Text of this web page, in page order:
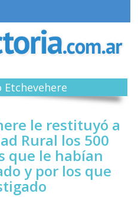
le restituyó a
Rural los 500
que le habían
y por los que